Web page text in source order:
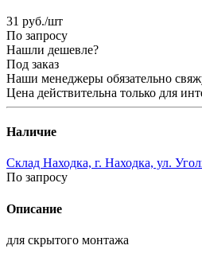
31 руб./шт
По запросу
Нашли дешевле?
Под заказ
Наши менеджеры обязательно
Цена действительна только для
Наличие
Склад Находка, г. Находка, ул.
По запросу
Описание
для скрытого монтажа